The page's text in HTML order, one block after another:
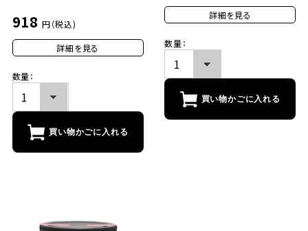
918 円（税込)
詳細を見る
数量：
買い物かごに入れる
詳細を見る
数量：
買い物かごに入れる